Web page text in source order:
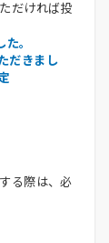
だければ投
。
だきまし
る際は、必